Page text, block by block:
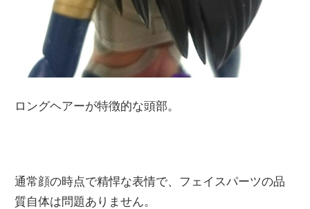
ロングヘアーが特徴的な頭部。
通常顔の時点で精悍な表情で、フェイスパーツの品
質自体は問題ありません。